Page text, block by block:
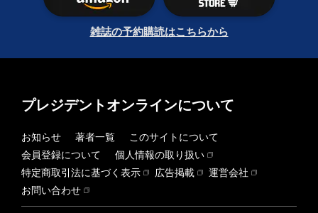
雑誌の予約購読はこちらから
プレジデントオンラインについて
お知らせ 著者一覧
このサイトについて
会員登録について
個人情報の取り扱い
特定商取引法に基づく表示
広告掲載
運営会社
お問い合わせ